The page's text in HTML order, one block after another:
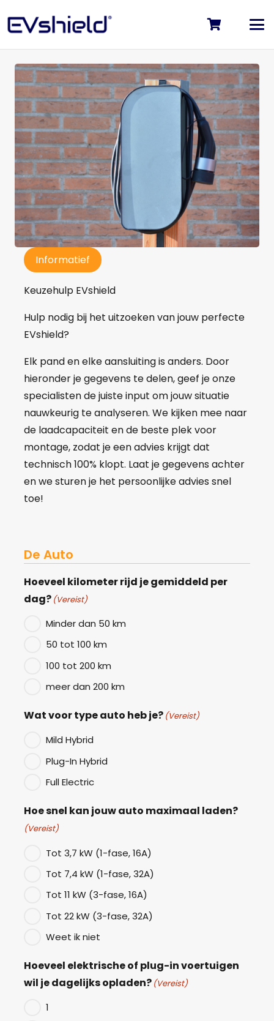
Informatief
Keuzehulp EVshield
Hulp nodig bij het uitzoeken van jouw perfecte
EVshield?
Elk pand en elke aansluiting is anders. Door
hieronder je gegevens te delen, geef je onze
specialisten de juiste input om jouw situatie
nauwkeurig te analyseren. We kijken mee naar
de laadcapaciteit en de beste plek voor
montage, zodat je een advies krijgt dat
technisch 100% klopt. Laat je gegevens achter
en we sturen je het persoonlijke advies snel
toe!
De Auto
Hoeveel kilometer rijd je gemiddeld per
dag? (Vereist)
Minder dan 50 km
50 tot 100 km
100 tot 200 km
meer dan 200 km
Wat voor type auto heb je? (Vereist)
Mild Hybrid
Plug-In Hybrid
Full Electric
Hoe snel kan jouw auto maximaal laden?
(Vereist)
Tot 3,7 kW (1-fase, 16A)
Tot 7,4 kW (1-fase, 32A)
Tot 11 kW (3-fase, 16A)
Tot 22 kW (3-fase, 32A)
Weet ik niet
Hoeveel elektrische of plug-in voertuigen
wil je dagelijks opladen? (Vereist)
1